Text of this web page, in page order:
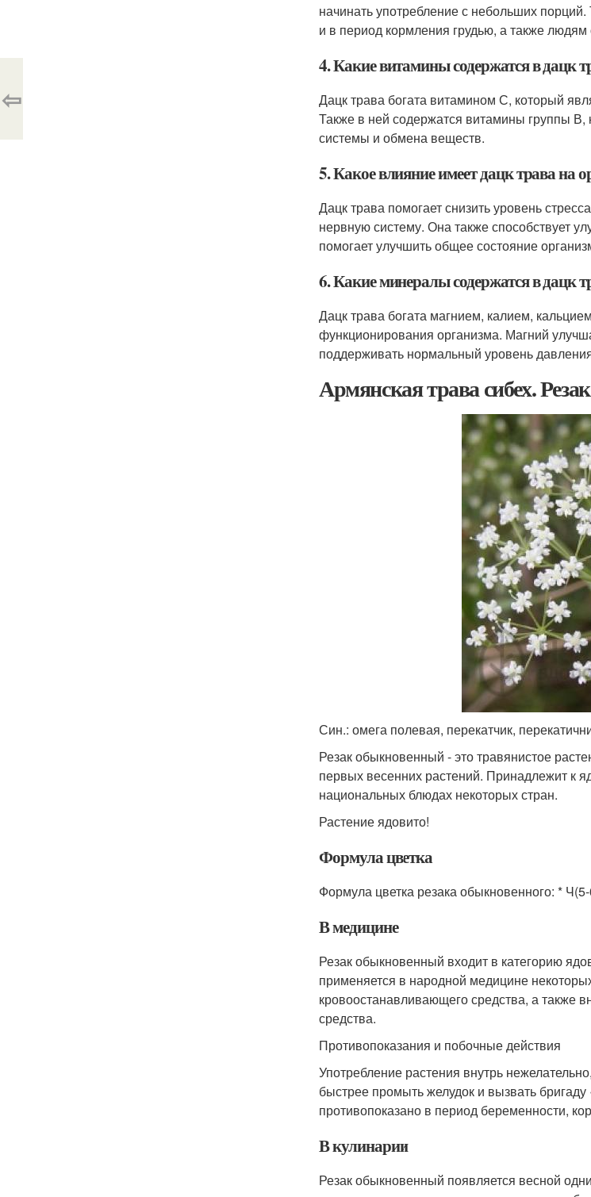
начинать употребление с небольших
и в период кормления грудью, а также
4. Какие витамины содержатся в дацк
Дацк трава богата витамином С, который
Также в ней содержатся витамины группы
системы и обмена веществ.
5. Какое влияние имеет дацк трава на
Дацк трава помогает снизить уровень
нервную систему. Она также способствует
помогает улучшить общее состояние
6. Какие минералы содержатся в дацк
Дацк трава богата магнием, калием,
функционирования организма. Магний
поддерживать нормальный уровень
Армянская трава сибех.
Син.: омега полевая, перекатчик,
Резак обыкновенный - это травянистое
первых весенних растений. Принадлежит к
национальных блюдах некоторых стран.
Растение ядовито!
Формула цветка
Формула цветка резака обыкновенного: *
В медицине
Резак обыкновенный входит в категорию
применяется в народной медицине
кровоостанавливающего средства, а также
средства.
Противопоказания и побочные действия
Употребление растения внутрь
быстрее промыть желудок и вызвать
противопоказано в период беременности,
В кулинарии
Резак обыкновенный появляется весной
⇦